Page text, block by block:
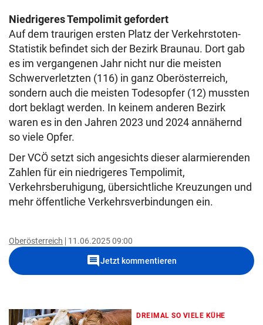
Niedrigeres Tempolimit gefordert
Auf dem traurigen ersten Platz der Verkehrstoten-
Statistik befindet sich der Bezirk Braunau. Dort gab
es im vergangenen Jahr nicht nur die meisten
Schwerverletzten (116) in ganz Oberösterreich,
sondern auch die meisten Todesopfer (12) mussten
dort beklagt werden. In keinem anderen Bezirk
waren es in den Jahren 2023 und 2024 annähernd
so viele Opfer.
Der VCÖ setzt sich angesichts dieser alarmierenden
Zahlen für ein niedrigeres Tempolimit,
Verkehrsberuhigung, übersichtliche Kreuzungen und
mehr öffentliche Verkehrsverbindungen ein.
Oberösterreich 11.06.2025 09:00
commentJetzt kommentieren
DREIMAL SO VIELE KÜHE